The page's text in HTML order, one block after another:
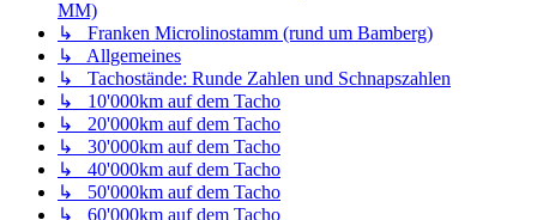
MM)
↳ Franken Microlinostamm (rund um Bamberg)
↳ Allgemeines
↳ Tachostände: Runde Zahlen und Schnapszahlen
↳ 10'000km auf dem Tacho
↳ 20'000km auf dem Tacho
↳ 30'000km auf dem Tacho
↳ 40'000km auf dem Tacho
↳ 50'000km auf dem Tacho
↳ 60'000km auf dem Tacho